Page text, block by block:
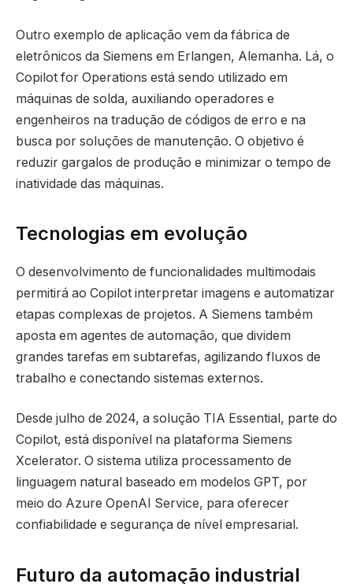
Outro exemplo de aplicação vem da fábrica de
eletrônicos da Siemens em Erlangen, Alemanha. Lá, o
Copilot for Operations está sendo utilizado em
máquinas de solda, auxiliando operadores e
engenheiros na tradução de códigos de erro e na
busca por soluções de manutenção. O objetivo é
reduzir gargalos de produção e minimizar o tempo de
inatividade das máquinas.
Tecnologias em evolução
O desenvolvimento de funcionalidades multimodais
permitirá ao Copilot interpretar imagens e automatizar
etapas complexas de projetos. A Siemens também
aposta em agentes de automação, que dividem
grandes tarefas em subtarefas, agilizando fluxos de
trabalho e conectando sistemas externos.
Desde julho de 2024, a solução TIA Essential, parte do
Copilot, está disponível na plataforma Siemens
Xcelerator. O sistema utiliza processamento de
linguagem natural baseado em modelos GPT, por
meio do Azure OpenAI Service, para oferecer
confiabilidade e segurança de nível empresarial.
Futuro da automação industrial